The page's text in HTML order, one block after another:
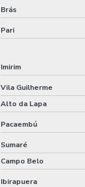
Brás
Pari
Imirim
Vila Guilherme
Alto da Lapa
Pacaembú
Sumaré
Campo Belo
Ibirapuera